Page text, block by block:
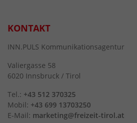
KONTAKT
INN.PULS Kommunikationsagentur
Valiergasse 58
6020 Innsbruck / Tirol
Tel.: +43 512 370325
Mobil: +43 699 13703250
E-Mail: marketing@freizeit-tirol.at